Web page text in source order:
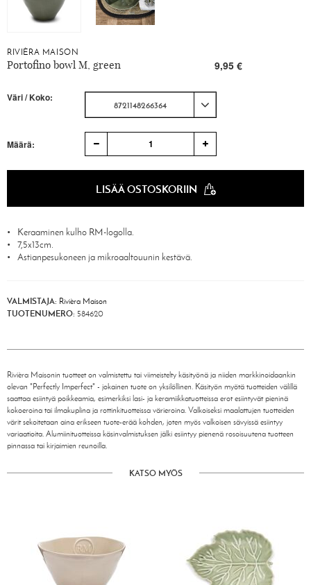
RIVIÈRA MAISON
Portofino bowl M, green 9,95 €
Väri / Koko:
8721148266364
Määrä: 1
LISÄÄ OSTOSKORIIN
Keraaminen kulho RM-logolla.
7,5x13cm.
Astianpesukoneen ja mikroaaltouunin kestävä.
VALMISTAJA: Rivièra Maison
TUOTENUMERO: 584620
Rivièra Maisonin tuotteet on valmistettu tai viimeistelty käsityönä ja niiden markkinoidaankin
olevan "Perfectly Imperfect" - jokainen tuote on yksilöllinen. Käsityön myötä tuotteiden välillä
saattaa esiintyä poikkeamia, esimerkiksi lasi- ja keramiikkatuotteissa erot esiintyvät pieninä
kokoeroina tai ilmakuplina ja rottinkituotteissa värieroina. Valkoiseksi maalattujen tuotteiden
värit sekoitetaan aina erikseen tuote-erää kohden, joten myös valkoisen sävyissä esiintyy
variaatioita. Alumiinituotteissa käsinvalmistuksen jälki esiintyy pienenä rosoisuutena tuotteen
pinnassa tai kirjaimien reunoilla.
KATSO MYÖS